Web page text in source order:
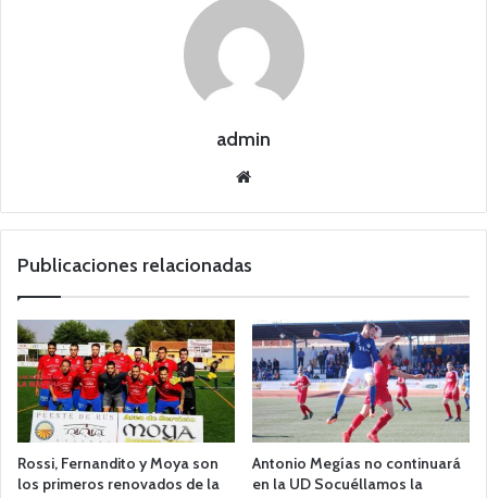
admin
we
Publicaciones relacionadas
Rossi, Fernandito y Moya son
los primeros renovados de la
Antonio Megías no continuará
en la UD Socuéllamos la